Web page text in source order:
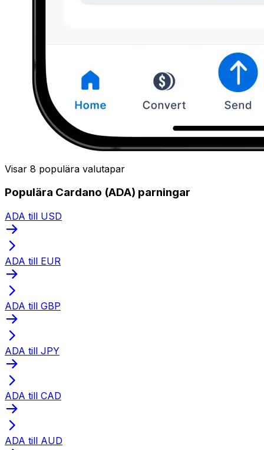
Visar 8 populära valutapar
Populära Cardano (ADA) parningar
ADA till USD
ADA till EUR
ADA till GBP
ADA till JPY
ADA till CAD
ADA till AUD